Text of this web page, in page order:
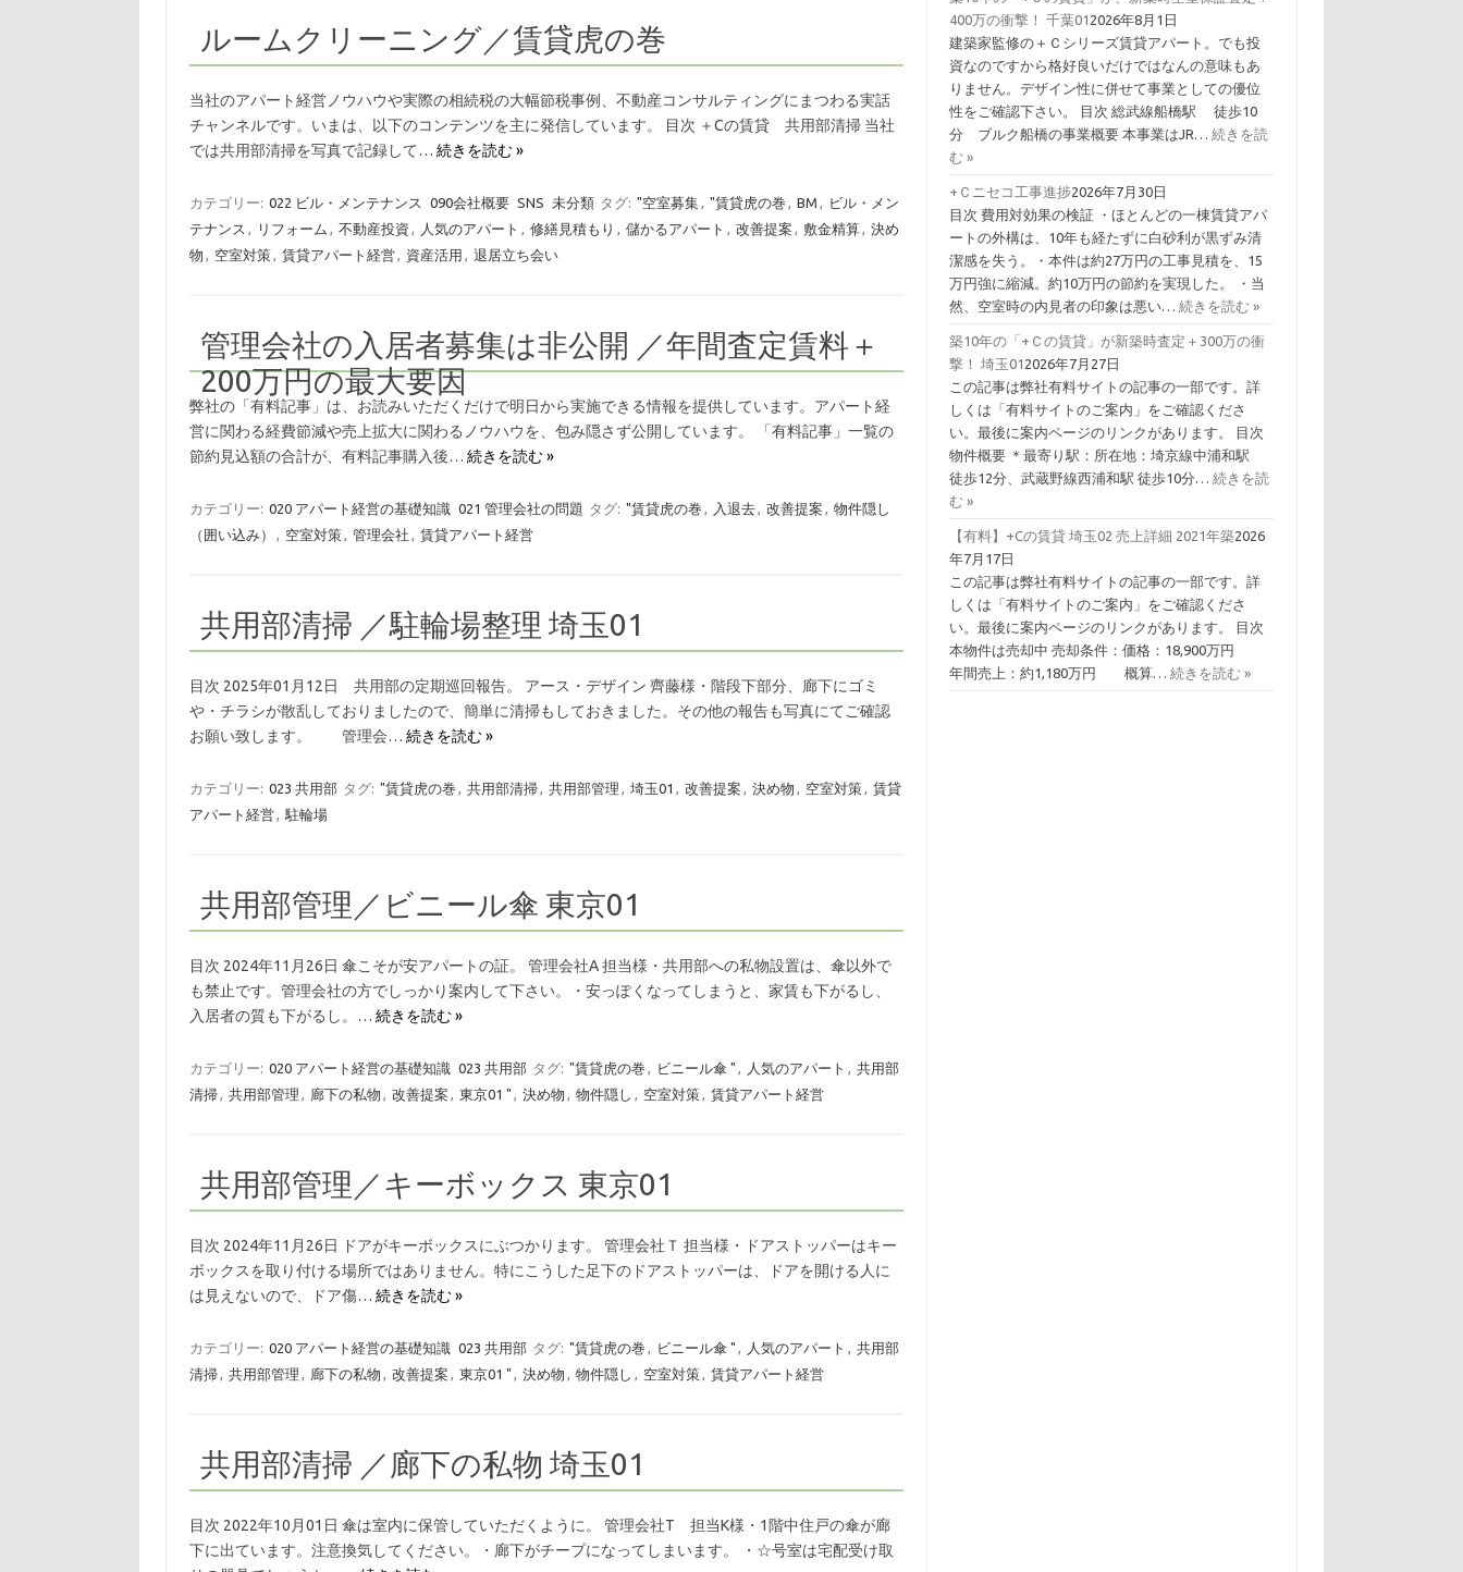
ルームクリーニング／賃貸虎の巻
当社のアパート経営ノウハウや実際の相続税の大幅節税事例、不動産コンサルティングにまつわる実話
チャンネルです。いまは、以下のコンテンツを主に発信しています。 目次 ＋Cの賃貸 共用部清掃 当社
では共用部清掃を写真で記録して… 続きを読む »
カテゴリー: 022 ビル・メンテナンス 090会社概要 SNS 未分類 タグ: "空室募集, "賃貸虎の巻 , BM , ビル・メン
テナンス , リフォーム , 不動産投資 , 人気のアパート , 修繕見積もり , 儲かるアパート , 改善提案 , 敷金精算, 決め
物 , 空室対策, 賃貸アパート経営, 資産活用 , 退居立ち会い
管理会社の入居者募集は非公開 ／年間査定賃料＋
200万円の最大要因
弊社の「有料記事」は、お読みいただくだけで明日から実施できる情報を提供しています。アパート経
営に関わる経費節減や売上拡大に関わるノウハウを、包み隠さず公開しています。 「有料記事」一覧の
節約見込額の合計が、有料記事購入後… 続きを読む »
カテゴリー: 020 アパート経営の基礎知識 021 管理会社の問題 タグ: "賃貸虎の巻 , 入退去, 改善提案 , 物件隠し
（囲い込み）
, 空室対策, 管理会社 , 賃貸アパート経営
共用部清掃 ／駐輪場整理 埼玉01
目次 2025年01月12日 共用部の定期巡回報告。 アース・デザイン 齊藤様・階段下部分、廊下にゴミ
や・チラシが散乱しておりましたので、簡単に清掃もしておきました。その他の報告も写真にてご確認
お願い致します。 管理会… 続きを読む »
カテゴリー: 023 共用部 タグ: "賃貸虎の巻 , 共用部清掃, 共用部管理 , 埼玉01 , 改善提案 , 決め物 , 空室対策, 賃貸
アパート経営, 駐輪場
共用部管理／ビニール傘 東京01
目次 2024年11月26日 傘こそが安アパートの証。 管理会社A 担当様・共用部への私物設置は、傘以外で
も禁止です。管理会社の方でしっかり案内して下さい。・安っぽくなってしまうと、家賃も下がるし、
入居者の質も下がるし。… 続きを読む »
カテゴリー: 020 アパート経営の基礎知識 023 共用部 タグ: "賃貸虎の巻 , ビニール傘 " , 人気のアパート , 共用部
清掃, 共用部管理 , 廊下の私物 , 改善提案 , 東京01 " , 決め物 , 物件隠し , 空室対策, 賃貸アパート経営
共用部管理／キーボックス 東京01
目次 2024年11月26日 ドアがキーボックスにぶつかります。 管理会社Ｔ 担当様・ドアストッパーはキー
ボックスを取り付ける場所ではありません。特にこうした足下のドアストッパーは、ドアを開ける人に
は見えないので、ドア傷… 続きを読む »
カテゴリー: 020 アパート経営の基礎知識 023 共用部 タグ: "賃貸虎の巻 , ビニール傘 " , 人気のアパート , 共用部
清掃, 共用部管理 , 廊下の私物 , 改善提案 , 東京01 " , 決め物 , 物件隠し , 空室対策, 賃貸アパート経営
共用部清掃 ／廊下の私物 埼玉01
目次 2022年10月01日 傘は室内に保管していただくように。 管理会社T 担当K様・1階中住戸の傘が廊
下に出ています。注意換気してください。・廊下がチープになってしまいます。 ・☆号室は宅配受け取
400万の衝撃！ 千葉01 2026年8月1日
建築家監修の＋Ｃシリーズ賃貸アパート。でも投
資なのですから格好良いだけではなんの意味もあ
りません。デザイン性に併せて事業としての優位
性をご確認下さい。 目次 総武線船橋駅 徒歩10
分 ブルク船橋の事業概要 本事業はJR…続きを読
む »
+Ｃニセコ工事進捗2026年7月30日
目次 費用対効果の検証 ・ほとんどの一棟賃貸アパ
ートの外構は、10年も経たずに白砂利が黒ずみ清
潔感を失う。・本件は約27万円の工事見積を、15
万円強に縮減。約10万円の節約を実現した。 ・当
然、空室時の内見者の印象は悪い…続きを読む »
築10年の「+Ｃの賃貸」が新築時査定＋300万の衝
撃！ 埼玉01 2026年7月27日
この記事は弊社有料サイトの記事の一部です。詳
しくは「有料サイトのご案内」をご確認くださ
い。最後に案内ページのリンクがあります。 目次
物件概要 ＊最寄り駅：所在地：埼京線中浦和駅
徒歩12分、武蔵野線西浦和駅 徒歩10分…続きを読
む »
【有料】+Cの賃貸 埼玉02 売上詳細 2021年築2026
年7月17日
この記事は弊社有料サイトの記事の一部です。詳
しくは「有料サイトのご案内」をご確認くださ
い。最後に案内ページのリンクがあります。 目次
本物件は売却中 売却条件：価格：18,900万円
年間売上：約1,180万円 概算…続きを読む »